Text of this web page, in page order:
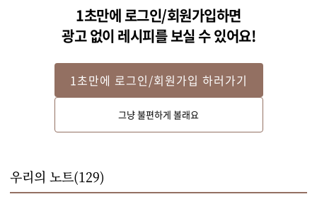
새송이 버섯은 길게 8등분 해주세요. 잣은 종이호일에 올려 다져주세요. (잣은
기름이 많아 종이호일 또는 키친타월에 올려 다져주시는게 좋아요)
치댄 고기를 동그랗고 넓게 만든 후 새송이버섯을 올리고 말아주세요.
1초만에 로그인/회원가입하면
광고 없이 레시피를 보실 수 있어요!
1초만에 로그인/회원가입 하러가기
그냥 불편하게 볼래요
우리의 노트(129)